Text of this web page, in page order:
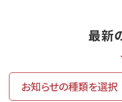
最新
お知らせの種類を選択